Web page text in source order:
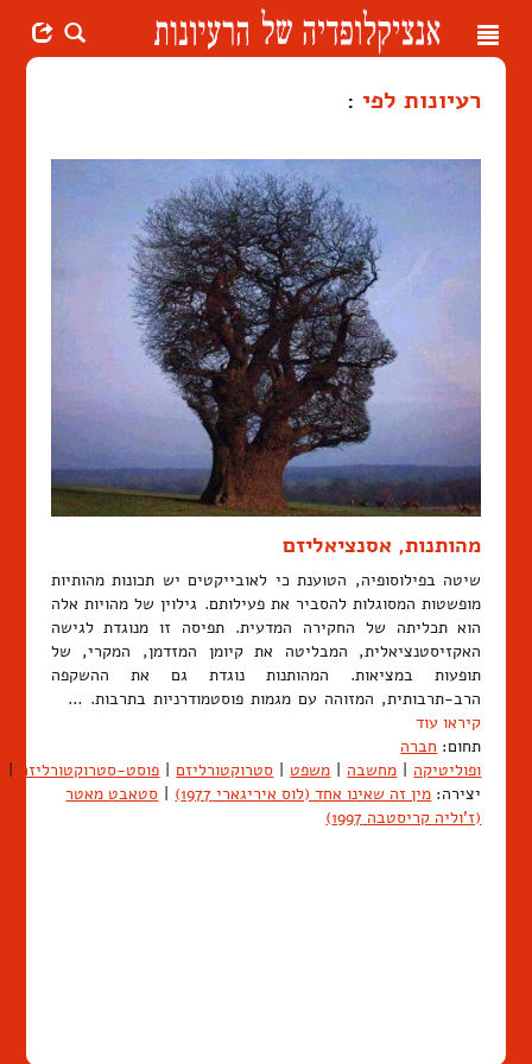
Toggle
רעיונות לפי :
מהותנות, אסנציאליזם
שיטה בפילוסופיה, הטוענת כי לאובייקטים יש תכונות מהותיות
מופשטות המסוגלות להסביר את פעילותם. גילוין של מהויות אלה
הוא תכליתה של החקירה המדעית. תפיסה זו מנוגדת לגישה
האקזיסטנציאלית, המבליטה את קיומן המזדמן, המקרי, של
תופעות במציאות. המהותנות נוגדת גם את ההשקפה
הרב-תרבותית, המזוהה עם מגמות פוסטמודרניות בתרבות. …
קיראו עוד
תחום: חברה
ופוליטיקה | מחשבה | משפט | סטרוקטורליזם | פוסט-סטרוקטורליזם |
יצירה: מין זה שאינו אחד (לוס איריגארי 1977) | סטאבט מאטר
(ז'וליה קריסטבה 1997)